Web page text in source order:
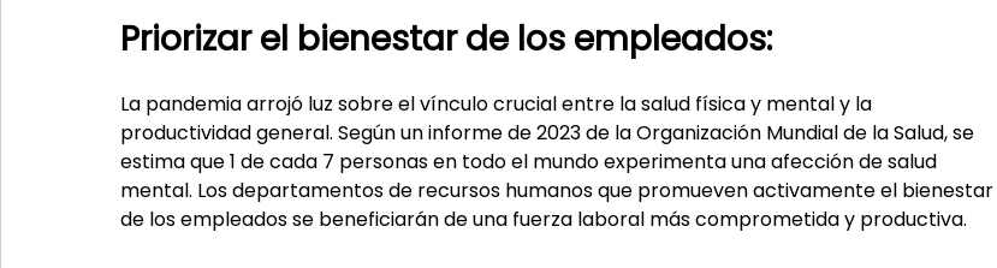
Priorizar el bienestar de los empleados:
La pandemia arrojó luz sobre el vínculo crucial entre la salud física y mental y la
productividad general. Según un informe de 2023 de la Organización Mundial de la Salud, se
estima que 1 de cada 7 personas en todo el mundo experimenta una afección de salud
mental. Los departamentos de recursos humanos que promueven activamente el bienestar
de los empleados se beneficiarán de una fuerza laboral más comprometida y productiva.